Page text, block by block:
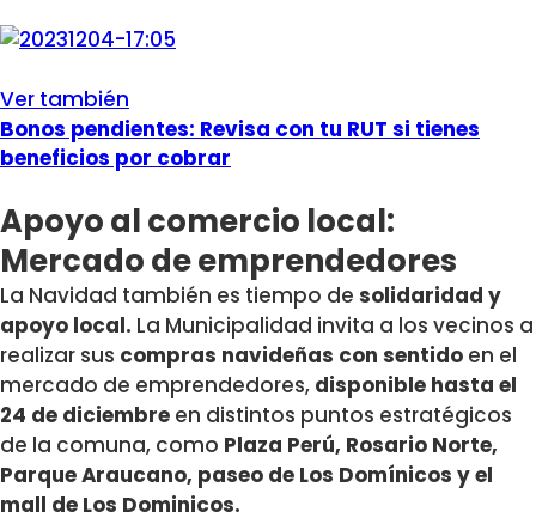
Ver también
Bonos pendientes: Revisa con tu RUT si tienes
beneficios por cobrar
Apoyo al comercio local:
Mercado de emprendedores
La Navidad también es tiempo de solidaridad y
apoyo local. La Municipalidad invita a los vecinos a
realizar sus compras navideñas con sentido en el
mercado de emprendedores, disponible hasta el
24 de diciembre en distintos puntos estratégicos
de la comuna, como Plaza Perú, Rosario Norte,
Parque Araucano, paseo de Los Domínicos y el
mall de Los Dominicos.